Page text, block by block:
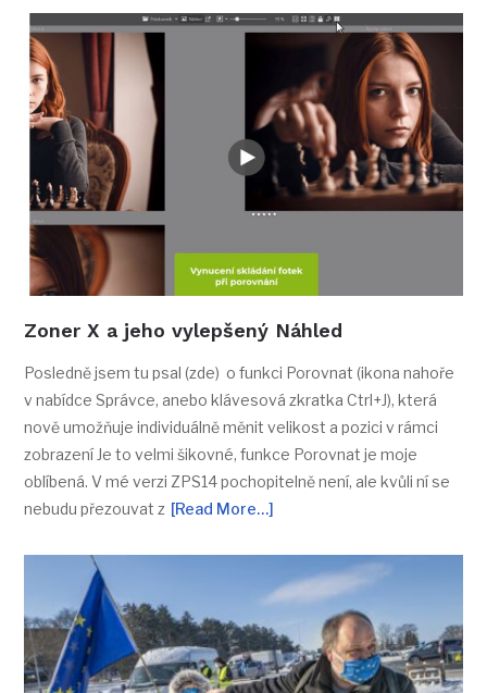
Zoner X a jeho vylepšený Náhled
Posledně jsem tu psal (zde) o funkci Porovnat (ikona nahoře
v nabídce Správce, anebo klávesová zkratka Ctrl+J), která
nově umožňuje individuálně měnit velikost a pozici v rámci
zobrazení Je to velmi šikovné, funkce Porovnat je moje
oblíbená. V mé verzi ZPS14 pochopitelně není, ale kvůli ní se
nebudu přezouvat z [Read More…]